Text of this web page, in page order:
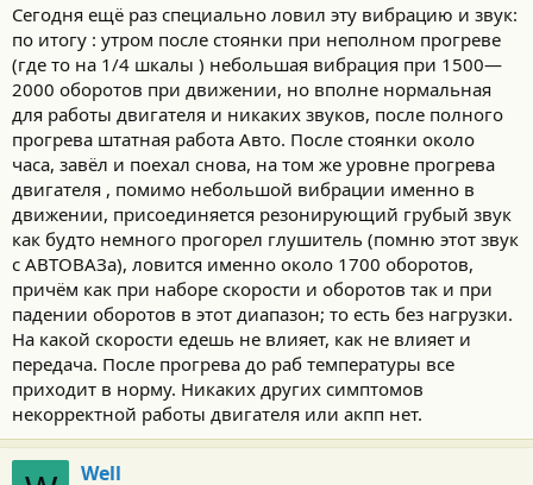
Сегодня ещё раз специально ловил эту вибрацию и звук:
по итогу : утром после стоянки при неполном прогреве
(где то на 1/4 шкалы ) небольшая вибрация при 1500—
2000 оборотов при движении, но вполне нормальная
для работы двигателя и никаких звуков, после полного
прогрева штатная работа Авто. После стоянки около
часа, завёл и поехал снова, на том же уровне прогрева
двигателя , помимо небольшой вибрации именно в
движении, присоединяется резонирующий грубый звук
как будто немного прогорел глушитель (помню этот звук
с АВТОВАЗа), ловится именно около 1700 оборотов,
причём как при наборе скорости и оборотов так и при
падении оборотов в этот диапазон; то есть без нагрузки.
На какой скорости едешь не влияет, как не влияет и
передача. После прогрева до раб температуры все
приходит в норму. Никаких других симптомов
некорректной работы двигателя или акпп нет.
Well